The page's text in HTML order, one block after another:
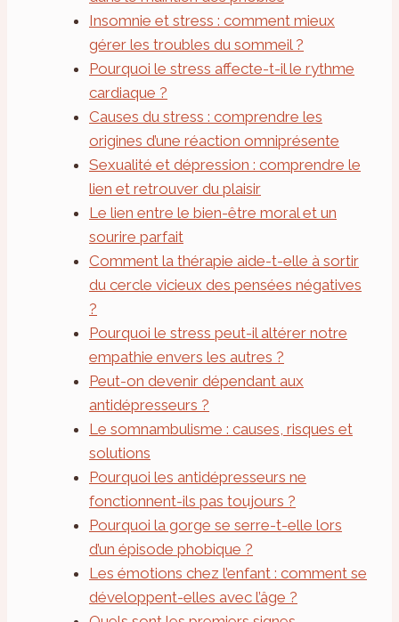
Insomnie et stress : comment mieux
gérer les troubles du sommeil ?
Pourquoi le stress affecte-t-il le rythme
cardiaque ?
Causes du stress : comprendre les
origines d’une réaction omniprésente
Sexualité et dépression : comprendre le
lien et retrouver du plaisir
Le lien entre le bien-être moral et un
sourire parfait
Comment la thérapie aide-t-elle à sortir
du cercle vicieux des pensées négatives
?
Pourquoi le stress peut-il altérer notre
empathie envers les autres ?
Peut-on devenir dépendant aux
antidépresseurs ?
Le somnambulisme : causes, risques et
solutions
Pourquoi les antidépresseurs ne
fonctionnent-ils pas toujours ?
Pourquoi la gorge se serre-t-elle lors
d’un épisode phobique ?
Les émotions chez l’enfant : comment se
développent-elles avec l’âge ?